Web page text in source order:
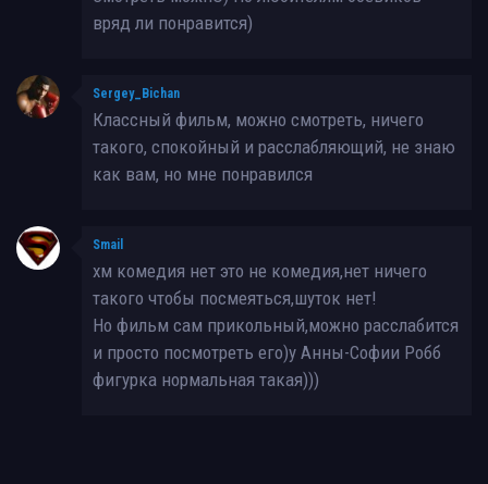
вряд ли понравится)
Sergey_Bichan
Классный фильм, можно смотреть, ничего
такого, спокойный и расслабляющий, не знаю
как вам, но мне понравился
Smail
хм комедия нет это не комедия,нет ничего
такого чтобы посмеяться,шуток нет!
Но фильм сам прикольный,можно расслабится
и просто посмотреть его)у Анны-Софии Робб
фигурка нормальная такая)))